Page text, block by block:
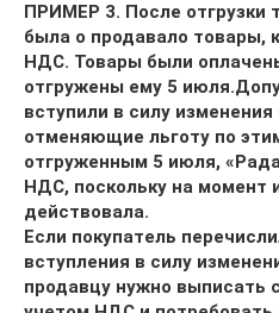
ПРИМЕР 3. После отгрузки
была о продавало товары,
НДС. Товары были
отгружены ему 5
вступили в силу
отменяющие льготу по
отгруженным 5 июля,
НДС, поскольку на момент
действовала.
Если покупатель
вступления в силу
продавцу нужно выписать